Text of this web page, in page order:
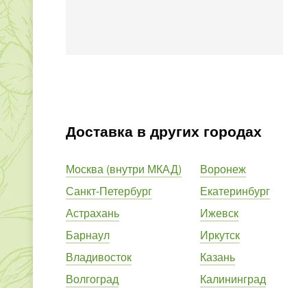
Доставка в других городах
Москва (внутри МКАД)
Санкт-Петербург
Астрахань
Барнаул
Владивосток
Волгоград
Воронеж
Екатеринбург
Ижевск
Иркутск
Казань
Калининград